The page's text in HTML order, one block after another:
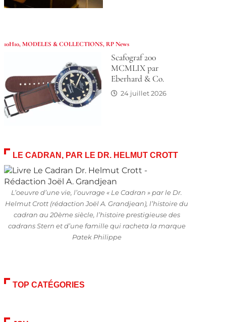
10H10,MODELES & COLLECTIONS, RP News
Scafograf 200
MCMLIX par
Eberhard & Co.
24 juillet 2026
LE CADRAN, PAR LE DR. HELMUT CROTT
L’oeuvre d’une vie, l’ouvrage « Le Cadran » par le Dr.
Helmut Crott (rédaction Joël A. Grandjean), l’histoire du
cadran au 20ème siècle, l’histoire prestigieuse des
cadrans Stern et d’une famille qui racheta la marque
Patek Philippe
TOP CATÉGORIES